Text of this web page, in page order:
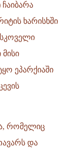
ხარისხში
ეპარქიაში
რომელიც
და